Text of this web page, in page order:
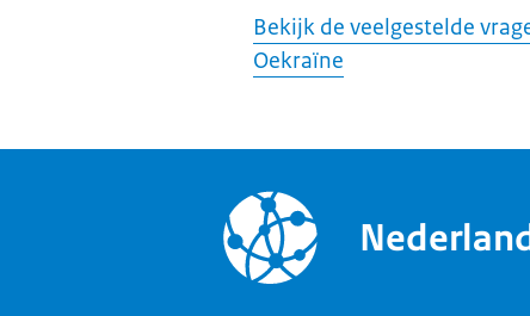
Bekijk de veelgestelde
Oekraïne